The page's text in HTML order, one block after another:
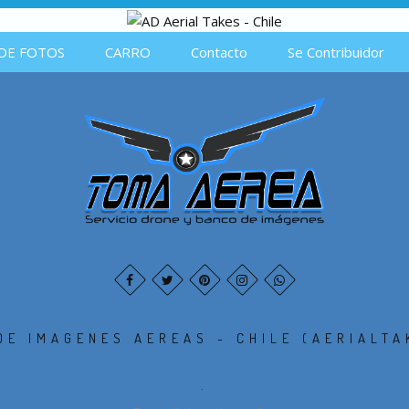
FOTOS CARRO Contacto Se Contribuidor
IMAGENES AEREAS - CHILE
.